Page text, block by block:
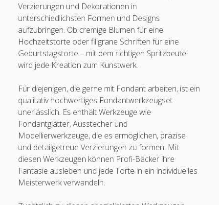
Verzierungen und Dekorationen in
unterschiedlichsten Formen und Designs
aufzubringen. Ob cremige Blumen für eine
Hochzeitstorte oder filigrane Schriften für eine
Geburtstagstorte – mit dem richtigen Spritzbeutel
wird jede Kreation zum Kunstwerk.
Für diejenigen, die gerne mit Fondant arbeiten, ist ein
qualitativ hochwertiges Fondantwerkzeugset
unerlässlich. Es enthält Werkzeuge wie
Fondantglätter, Ausstecher und
Modellierwerkzeuge, die es ermöglichen, präzise
und detailgetreue Verzierungen zu formen. Mit
diesen Werkzeugen können Profi-Bäcker ihre
Fantasie ausleben und jede Torte in ein individuelles
Meisterwerk verwandeln.